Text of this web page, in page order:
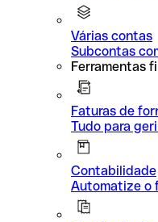
Várias contas
Subcontas
Ferramentas
Faturas de
Tudo para
Contabilidade
Automatize o